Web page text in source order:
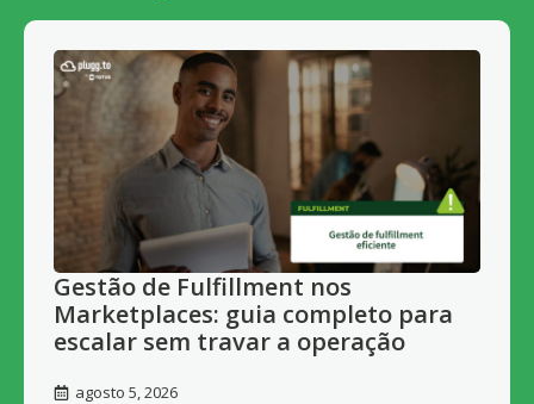
Gestão de Fulfillment nos
Marketplaces: guia completo para
escalar sem travar a operação
agosto 5, 2026